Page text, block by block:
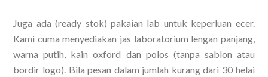
Juga ada (ready stok) pakaian lab untuk keperluan ecer.
Kami cuma menyediakan jas laboratorium lengan panjang,
warna putih, kain oxford dan polos (tanpa sablon atau
bordir logo). Bila pesan dalam jumlah kurang dari 30 helai